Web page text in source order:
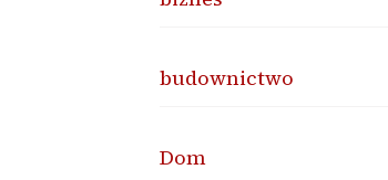
budownictwo
Dom